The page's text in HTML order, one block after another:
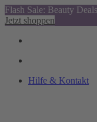
Flash Sale: Beauty
Jetzt shoppen
Hilfe & Kontakt